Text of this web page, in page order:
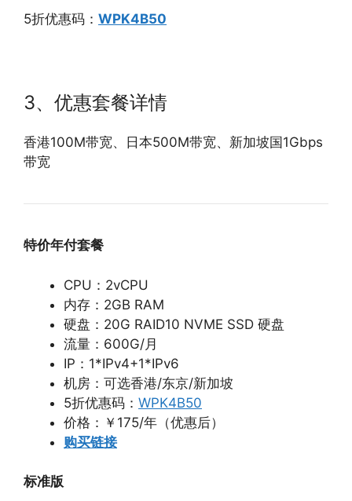
5折优惠码： WPK4B50
3、优惠套餐详情
香港100M带宽、日本500M带宽、新加坡国1Gbps
带宽
特价年付套餐
CPU：2vCPU
内存：2GB RAM
硬盘：20G RAID10 NVME SSD 硬盘
流量：600G/月
IP：1*IPv4+1*IPv6
机房：可选香港/东京/新加坡
5折优惠码： WPK4B50
价格：￥175/年（优惠后）
购买链接
标准版